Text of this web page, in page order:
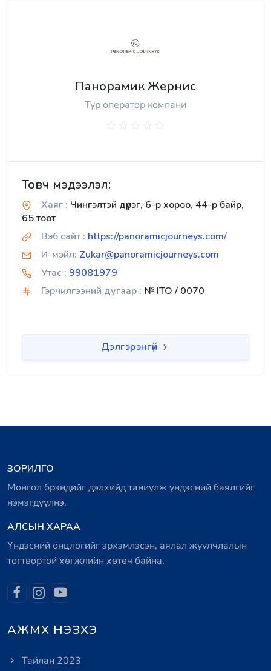
Панорамик Жернис
Тур оператор компани
Товч мэдээлэл:
Хаяг : Чингэлтэй дүүрэг, 6-р хороо, 44-р байр,
65 тоот
Вэб сайт : https://panoramicjourneys.com/
И-мэйл: Zukar@panoramicjourneys.com
Утас : 99081979
Гэрчилгээний дугаар : № ITO / 0070
Дэлгэрэнгүй
ЗОРИЛГО
Монгол брэндийг дэлхийд таниулж үндэсний баялгийг
нэмэгдүүлнэ.
АЛСЫН ХАРАА
Үндэсний онцлогийг эрхэмлэсэн, аялал жуулчлалын
тогтвортой хөгжлийн хөтөч байна.
АЖМХ НЭЗХЭ
Тайлан 2023